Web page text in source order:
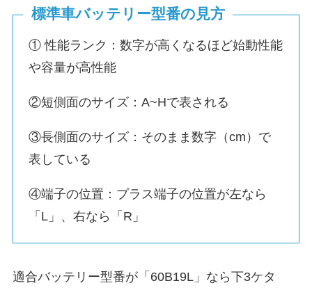
標準車バッテリー型番の見方
① 性能ランク：数字が高くなるほど始動性能
や容量が高性能
②短側面のサイズ：A~Hで表される
③長側面のサイズ：そのまま数字（cm）で
表している
④端子の位置：プラス端子の位置が左なら
「L」、右なら「R」
適合バッテリー型番が「60B19L」なら下3ケタ